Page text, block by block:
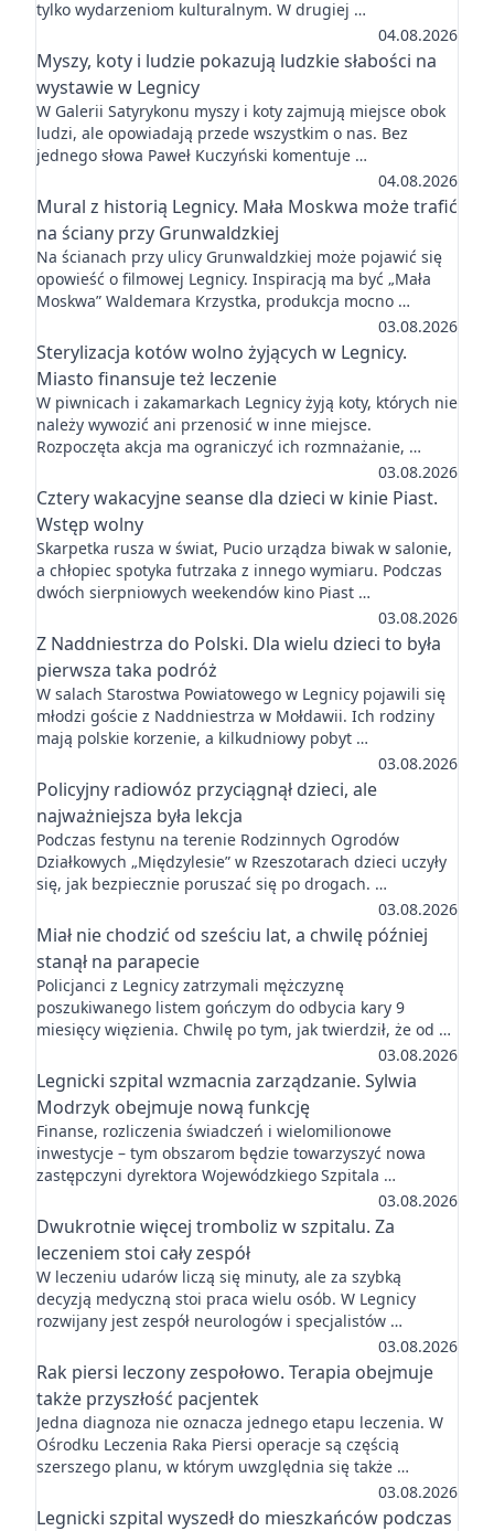
tylko wydarzeniom kulturalnym. W drugiej …
04.08.2026
Myszy, koty i ludzie pokazują ludzkie słabości na
wystawie w Legnicy
W Galerii Satyrykonu myszy i koty zajmują miejsce obok
ludzi, ale opowiadają przede wszystkim o nas. Bez
jednego słowa Paweł Kuczyński komentuje …
04.08.2026
Mural z historią Legnicy. Mała Moskwa może trafić
na ściany przy Grunwaldzkiej
Na ścianach przy ulicy Grunwaldzkiej może pojawić się
opowieść o filmowej Legnicy. Inspiracją ma być „Mała
Moskwa” Waldemara Krzystka, produkcja mocno …
03.08.2026
Sterylizacja kotów wolno żyjących w Legnicy.
Miasto finansuje też leczenie
W piwnicach i zakamarkach Legnicy żyją koty, których nie
należy wywozić ani przenosić w inne miejsce.
Rozpoczęta akcja ma ograniczyć ich rozmnażanie, …
03.08.2026
Cztery wakacyjne seanse dla dzieci w kinie Piast.
Wstęp wolny
Skarpetka rusza w świat, Pucio urządza biwak w salonie,
a chłopiec spotyka futrzaka z innego wymiaru. Podczas
dwóch sierpniowych weekendów kino Piast …
03.08.2026
Z Naddniestrza do Polski. Dla wielu dzieci to była
pierwsza taka podróż
W salach Starostwa Powiatowego w Legnicy pojawili się
młodzi goście z Naddniestrza w Mołdawii. Ich rodziny
mają polskie korzenie, a kilkudniowy pobyt …
03.08.2026
Policyjny radiowóz przyciągnął dzieci, ale
najważniejsza była lekcja
Podczas festynu na terenie Rodzinnych Ogrodów
Działkowych „Międzylesie” w Rzeszotarach dzieci uczyły
się, jak bezpiecznie poruszać się po drogach. …
03.08.2026
Miał nie chodzić od sześciu lat, a chwilę później
stanął na parapecie
Policjanci z Legnicy zatrzymali mężczyznę
poszukiwanego listem gończym do odbycia kary 9
miesięcy więzienia. Chwilę po tym, jak twierdził, że od …
03.08.2026
Legnicki szpital wzmacnia zarządzanie. Sylwia
Modrzyk obejmuje nową funkcję
Finanse, rozliczenia świadczeń i wielomilionowe
inwestycje – tym obszarom będzie towarzyszyć nowa
zastępczyni dyrektora Wojewódzkiego Szpitala …
03.08.2026
Dwukrotnie więcej tromboliz w szpitalu. Za
leczeniem stoi cały zespół
W leczeniu udarów liczą się minuty, ale za szybką
decyzją medyczną stoi praca wielu osób. W Legnicy
rozwijany jest zespół neurologów i specjalistów …
03.08.2026
Rak piersi leczony zespołowo. Terapia obejmuje
także przyszłość pacjentek
Jedna diagnoza nie oznacza jednego etapu leczenia. W
Ośrodku Leczenia Raka Piersi operacje są częścią
szerszego planu, w którym uwzględnia się także …
03.08.2026
Legnicki szpital wyszedł do mieszkańców podczas